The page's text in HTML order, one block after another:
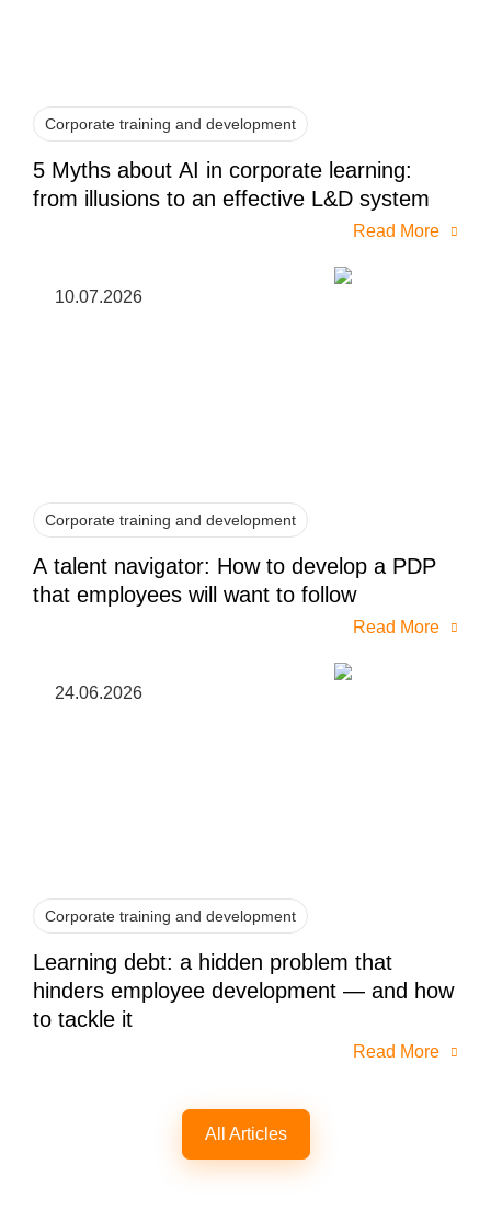
Corporate training and development
5 Myths about AI in corporate learning:
from illusions to an effective L&D system
Read More
10.07.2026
Corporate training and development
A talent navigator: How to develop a PDP
that employees will want to follow
Read More
24.06.2026
Corporate training and development
Learning debt: a hidden problem that
hinders employee development — and how
to tackle it
Read More
All Articles